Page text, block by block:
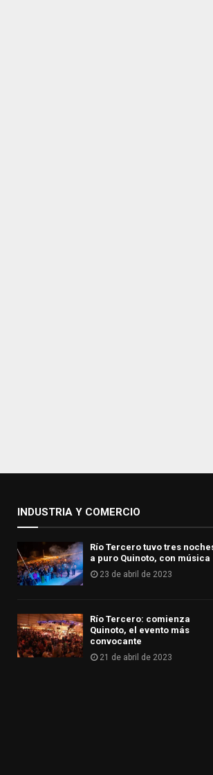
INDUSTRIA Y COMERCIO
Río Tercero tuvo tres
a puro Quinoto, con música
23 de abril de 2023
Río Tercero: comienza
Quinoto, el evento más
convocante
21 de abril de 2023